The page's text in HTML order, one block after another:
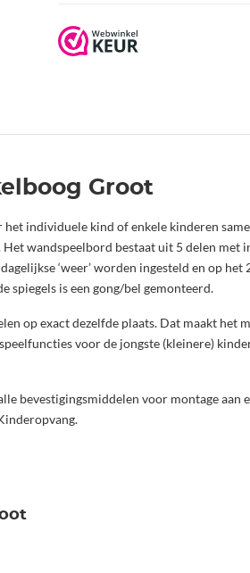
Groot
individuele kind of enkele kinderen
wandspeelbord bestaat uit 5 delen met
‘weer’ worden ingesteld en op
spiegels is een gong/bel gemonteerd.
op exact dezelfde plaats. Dat maakt het
voor de jongste (kleinere)
bevestigingsmiddelen voor montage aan